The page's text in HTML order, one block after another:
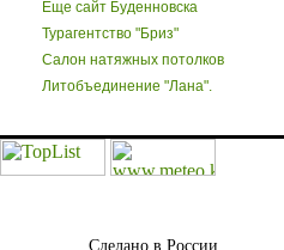
Еще сайт Буденновска
Турагентство "Бриз"
Салон натяжных потолков
Литобъединение "Лана".
Сделано в России.